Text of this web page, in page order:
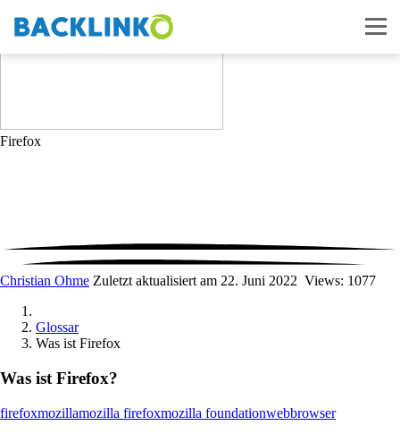
Firefox
Christian Ohme Zuletzt aktualisiert am 22. Juni 2022 Views: 1077
Glossar
Was ist Firefox
Was ist Firefox?
firefoxmozillamozilla firefoxmozilla foundationwebbrowser